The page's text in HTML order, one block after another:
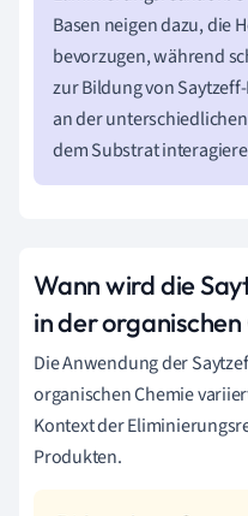
Basen neigen dazu, die
bevorzugen, während
zur Bildung von
an der
dem Substrat
Wann wird die
in der
Die Anwendung der
organischen Chemie
Kontext der
Produkten.